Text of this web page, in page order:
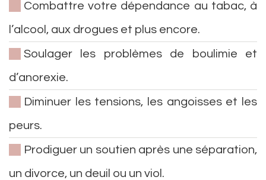
Combattre votre dépendance au tabac, à
l’alcool, aux drogues et plus encore.
Soulager les problèmes de boulimie et
d’anorexie.
Diminuer les tensions, les angoisses et les
peurs.
Prodiguer un soutien après une séparation,
un divorce, un deuil ou un viol.